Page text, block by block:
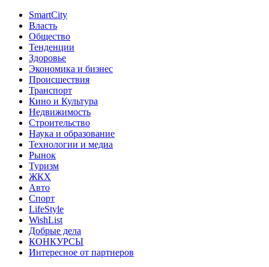
SmartCity
Власть
Общество
Тенденции
Здоровье
Экономика и бизнес
Происшествия
Транспорт
Кино и Культура
Недвижимость
Строительство
Наука и образование
Технологии и медиа
Рынок
Туризм
ЖКХ
Авто
Спорт
LifeStyle
WishList
Добрые дела
КОНКУРСЫ
Интересное от партнеров